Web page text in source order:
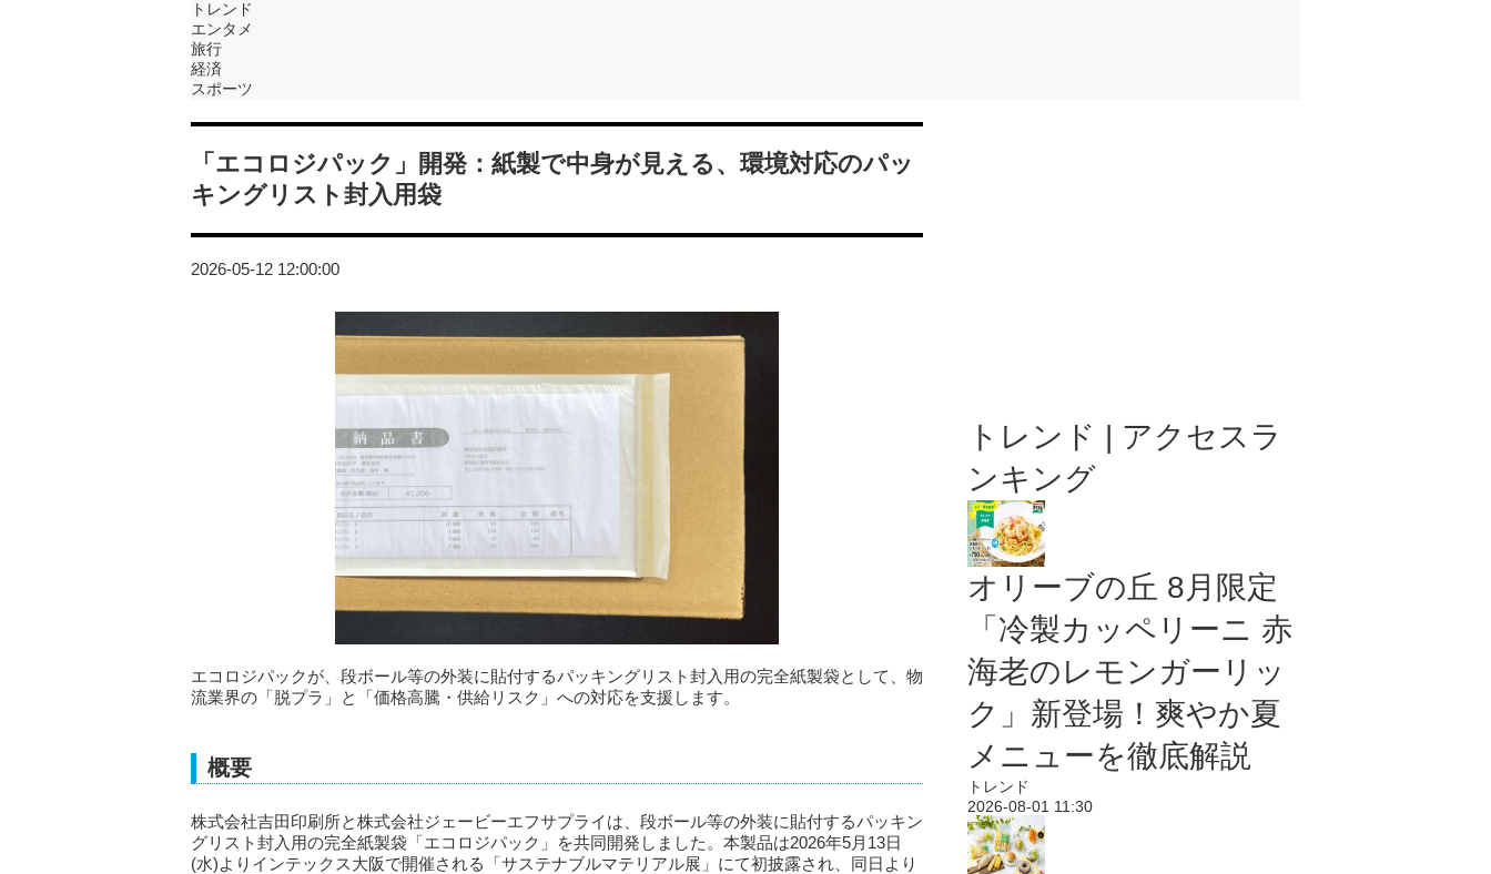
トレンド
エンタメ
旅行
経済
スポーツ
「エコロジパック」開発：紙製で中身が見える、環境対応のパッ
キングリスト封入用袋
2026-05-12 12:00:00
エコロジパックが、段ボール等の外装に貼付するパッキングリスト封入用の完全紙製袋として、物
流業界の「脱プラ」と「価格高騰・供給リスク」への対応を支援します。
概要
株式会社吉田印刷所と株式会社ジェービーエフサプライは、段ボール等の外装に貼付するパッキン
グリスト封入用の完全紙製袋「エコロジパック」を共同開発しました。本製品は2026年5月13日
(水)よりインテックス大阪で開催される「サステナブルマテリアル展」にて初披露され、同日より
トレンド | アクセスラ
ンキング
オリーブの丘 8月限定
「冷製カッペリーニ 赤
海老のレモンガーリッ
ク」新登場！爽やか夏
メニューを徹底解説
トレンド
2026-08-01 11:30